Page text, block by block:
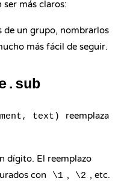
ser más claros:
de un grupo, nombrarlos
más fácil de seguir.
text)
reemplaza
dígito. El reemplazo
con
\1 , \2 , etc.